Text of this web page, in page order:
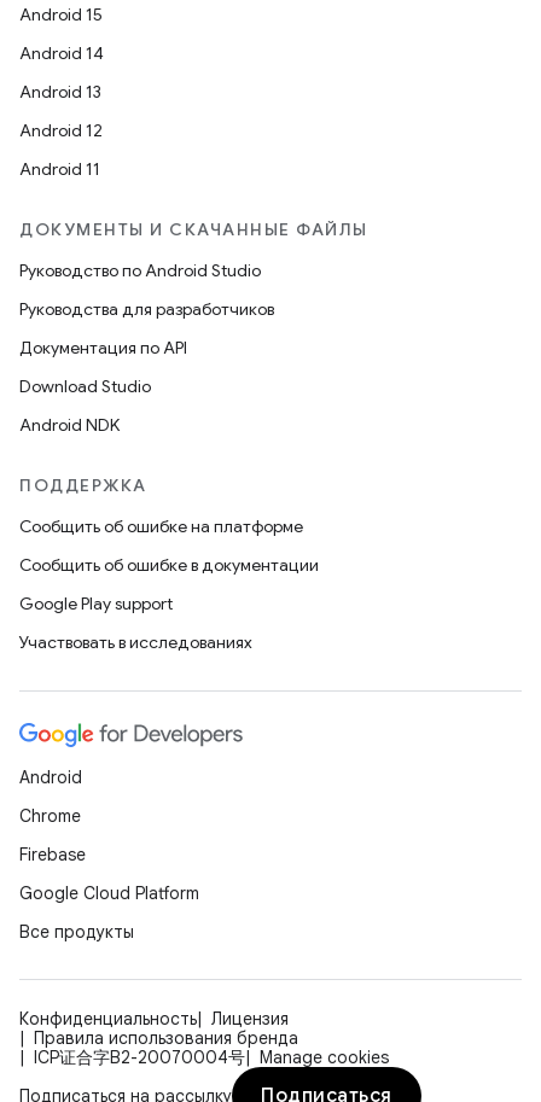
Android 15
Android 14
Android 13
Android 12
Android 11
ДОКУМЕНТЫ И СКАЧАННЫЕ ФАЙЛЫ
Руководство по Android Studio
Руководства для разработчиков
Документация по API
Download Studio
Android NDK
ПОДДЕРЖКА
Сообщить об ошибке на платформе
Сообщить об ошибке в документации
Google Play support
Участвовать в исследованиях
Android
Chrome
Firebase
Google Cloud Platform
Все продукты
Конфиденциальность
Лицензия
Правила использования бренда
ICP证合字B2-20070004号
Manage cookies
Подписаться на рассылку
Подписаться